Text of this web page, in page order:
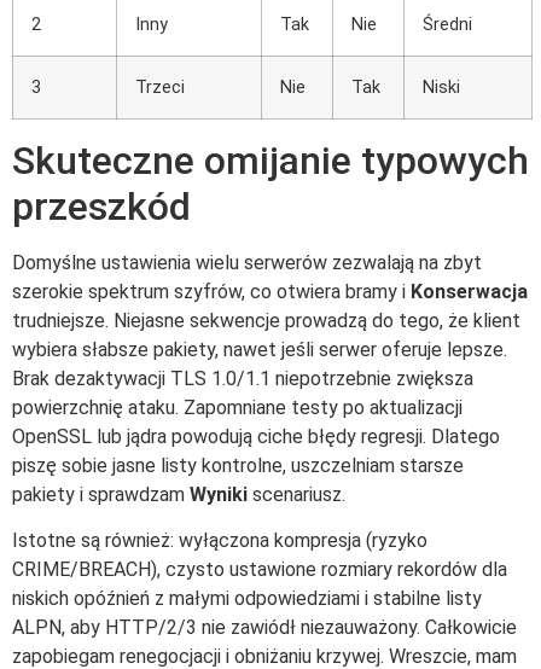
2 Inny Tak Nie Średni
3 Trzeci Nie Tak Niski
Skuteczne omijanie typowych
przeszkód
Domyślne ustawienia wielu serwerów zezwalają na zbyt
szerokie spektrum szyfrów, co otwiera bramy i Konserwacja
trudniejsze. Niejasne sekwencje prowadzą do tego, że klient
wybiera słabsze pakiety, nawet jeśli serwer oferuje lepsze.
Brak dezaktywacji TLS 1.0/1.1 niepotrzebnie zwiększa
powierzchnię ataku. Zapomniane testy po aktualizacji
OpenSSL lub jądra powodują ciche błędy regresji. Dlatego
piszę sobie jasne listy kontrolne, uszczelniam starsze
pakiety i sprawdzam Wyniki scenariusz.
Istotne są również: wyłączona kompresja (ryzyko
CRIME/BREACH), czysto ustawione rozmiary rekordów dla
niskich opóźnień z małymi odpowiedziami i stabilne listy
ALPN, aby HTTP/2/3 nie zawiódł niezauważony. Całkowicie
zapobiegam renegocjacji i obniżaniu krzywej. Wreszcie, mam